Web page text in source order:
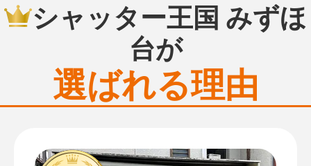
シャッター王国 みずほ
台が
選ばれる理由